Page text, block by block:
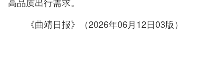
《曲靖日报》（2026年06月12日03版）